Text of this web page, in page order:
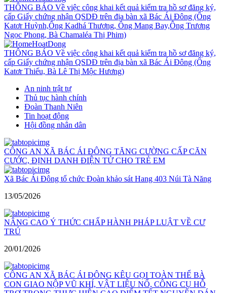
THÔNG BÁO Về việc công khai kết quả kiểm tra hồ sơ đăng ký,
cấp Giấy chứng nhận QSDĐ trên địa bàn xã Bác Ái Đông (Ông
Katơr Huỳnh,Ông Kadhá Thương, Ông Mang Bay,Ông Trương
Ngọc Phong, Bà Chamaléa Thị Phim)
THÔNG BÁO Về việc công khai kết quả kiểm tra hồ sơ đăng ký,
cấp Giấy chứng nhận QSDĐ trên địa bàn xã Bác Ái Đông (Ông
Katơr Thiếu, Bà Lê Thị Mộc Hương)
An ninh trật tự
Thủ tục hành chính
Đoàn Thanh Niên
Tin hoạt động
Hội đồng nhân dân
CÔNG AN XÃ BÁC ÁI ĐÔNG TĂNG CƯỜNG CẤP CĂN
CƯỚC, ĐỊNH DANH ĐIỆN TỬ CHO TRẺ EM
Xã Bác Ái Đông tổ chức Đoàn khảo sát Hang 403 Núi Tà Năng
13/05/2026
NÂNG CAO Ý THỨC CHẤP HÀNH PHÁP LUẬT VỀ CƯ
TRÚ
20/01/2026
CÔNG AN XÃ BÁC ÁI ĐÔNG KÊU GỌI TOÀN THỂ BÀ
CON GIAO NỘP VŨ KHÍ, VẬT LIỆU NỔ, CÔNG CỤ HỖ